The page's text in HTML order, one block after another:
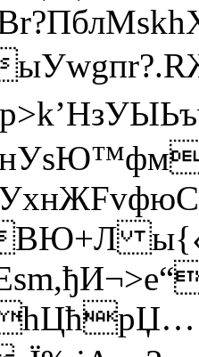
BЮ+Л